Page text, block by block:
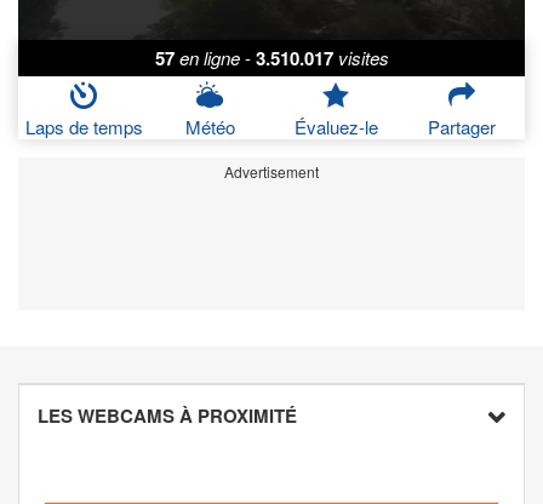
57 en ligne - 3.510.017 visites
Laps de temps Météo Évaluez-le Partager
Advertisement
LES WEBCAMS À PROXIMITÉ